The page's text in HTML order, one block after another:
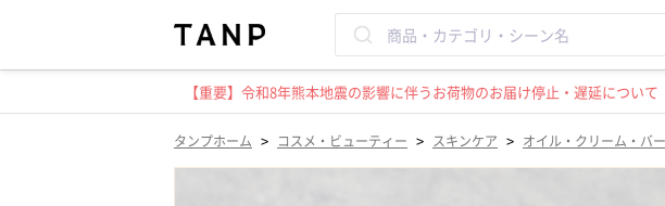
【重要】令和8年熊本地震の影響に伴うお荷物のお届け停止・遅延について
タンプホーム > コスメ・ビューティー > スキンケア > オイル・クリーム・バ